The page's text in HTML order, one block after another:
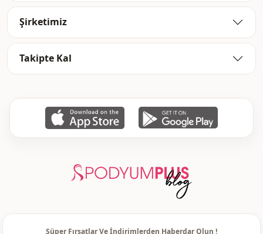
Şirketimiz
Takipte Kal
Süper Fırsatlar Ve İndirimlerden Haberdar Olun !